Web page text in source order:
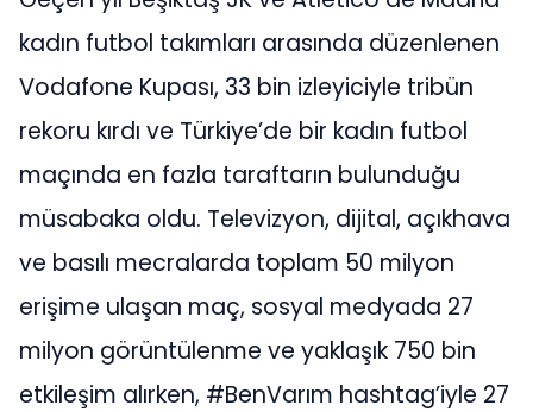
kadın futbol takımları arasında düzenlenen
Vodafone Kupası, 33 bin izleyiciyle tribün
rekoru kırdı ve Türkiye’de bir kadın futbol
maçında en fazla taraftarın bulunduğu
müsabaka oldu. Televizyon, dijital, açıkhava
ve basılı mecralarda toplam 50 milyon
erişime ulaşan maç, sosyal medyada 27
milyon görüntülenme ve yaklaşık 750 bin
etkileşim alırken, #BenVarım hashtag’iyle 27